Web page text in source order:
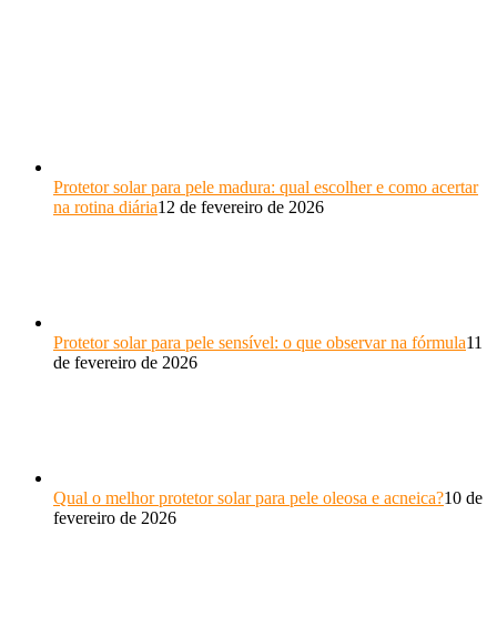
Protetor solar para pele madura: qual escolher e como acertar
na rotina diária12 de fevereiro de 2026
Protetor solar para pele sensível: o que observar na fórmula11
de fevereiro de 2026
Qual o melhor protetor solar para pele oleosa e acneica?10 de
fevereiro de 2026